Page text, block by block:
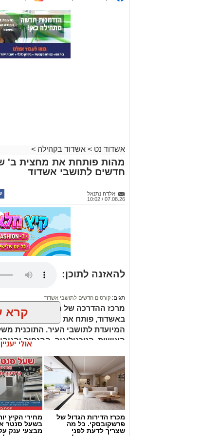
אשדוד נט > אשדוד בקהילה >
חדשים לתושבי אשדוד
אלדה נתנאל
07.08.26 / 10:02
להאזנה לתוכן:
תגים: קורסים חדשים לתושבי אשדוד
מרכז ההדרכה של מהות, הרשות
המיועדת לתושבי העיר. התוכנית
האישית, הטכנולוגיה, ההנחיה
קורס 12 צעדים: הדרך להיכרות עם עולם ההתמכרויות
הקורס
ויתקיים בשעות הבוקר.
קורס NLP מאסטר: העמקת הידע והכלים
קרא
אולי
מכרז הדירות הגדול של
פרשקובסקי. כל מה
שצריך לדעת לפני
מחירי הקיץ
בשעל סנטר
מבצעי ענק